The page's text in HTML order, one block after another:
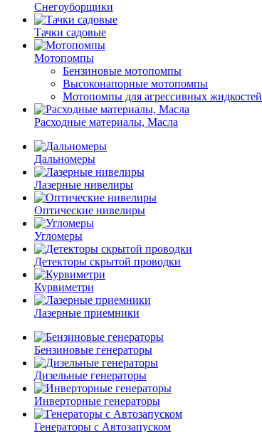
Снегоуборщики
Тачки садовые
Мотопомпы
Бензиновые мотопомпы
Высоконапорные мотопомпы
Мотопомпы для агрессивных жидкостей
Расходные материалы, Масла
Дальномеры
Лазерные нивелиры
Оптические нивелиры
Угломеры
Детекторы скрытой проводки
Курвиметри
Лазерные приемники
Бензиновые генераторы
Дизельные генераторы
Инверторные генераторы
Генераторы с Автозапуском